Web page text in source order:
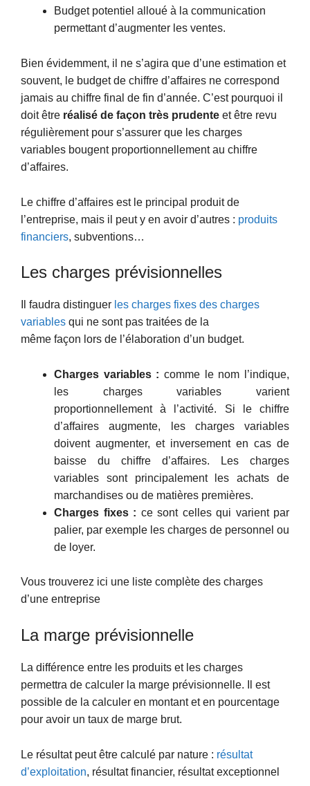
Budget potentiel alloué à la communication
permettant d’augmenter les ventes.
Bien évidemment, il ne s’agira que d’une estimation et
souvent, le budget de chiffre d’affaires ne correspond
jamais au chiffre final de fin d’année. C’est pourquoi il
doit être réalisé de façon très prudente et être revu
régulièrement pour s’assurer que les charges
variables bougent proportionnellement au chiffre
d’affaires.
Le chiffre d’affaires est le principal produit de
l’entreprise, mais il peut y en avoir d’autres : produits
financiers, subventions…
Les charges prévisionnelles
Il faudra distinguer les charges fixes des charges
variables qui ne sont pas traitées de la
même façon lors de l’élaboration d’un budget.
Charges variables : comme le nom l’indique,
les charges variables varient
proportionnellement à l’activité. Si le chiffre
d’affaires augmente, les charges variables
doivent augmenter, et inversement en cas de
baisse du chiffre d’affaires. Les charges
variables sont principalement les achats de
marchandises ou de matières premières.
Charges fixes : ce sont celles qui varient par
palier, par exemple les charges de personnel ou
de loyer.
Vous trouverez ici une liste complète des charges
d’une entreprise
La marge prévisionnelle
La différence entre les produits et les charges
permettra de calculer la marge prévisionnelle. Il est
possible de la calculer en montant et en pourcentage
pour avoir un taux de marge brut.
Le résultat peut être calculé par nature : résultat
d’exploitation, résultat financier, résultat exceptionnel